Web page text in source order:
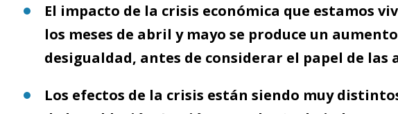
El impacto de la crisis económica que estamos
los meses de abril y mayo se produce un
desigualdad, antes de considerar el papel de las
Los efectos de la crisis están siendo muy